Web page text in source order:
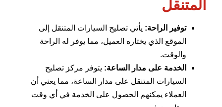
المتنقل
توفير الراحة: يأتي تصليح السيارات المتنقل إلى
الموقع الذي يختاره العميل، مما يوفر له الراحة
والوقت.
الخدمة على مدار الساعة: يتوفر مركز تصليح
السيارات المتنقل على مدار الساعة، مما يعني أن
العملاء يمكنهم الحصول على الخدمة في أي وقت